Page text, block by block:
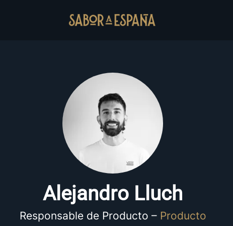
Alejandro Lluch
Responsable de Producto – Producto